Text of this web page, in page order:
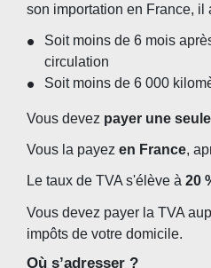
son importation en France, il
Soit moins de 6 mois
circulation
Soit moins de 6 000
Vous devez payer une
Vous la payez en France,
Le taux de TVA s'élève à 20
Vous devez payer la TVA
impôts de votre domicile.
Où s’adresser ?